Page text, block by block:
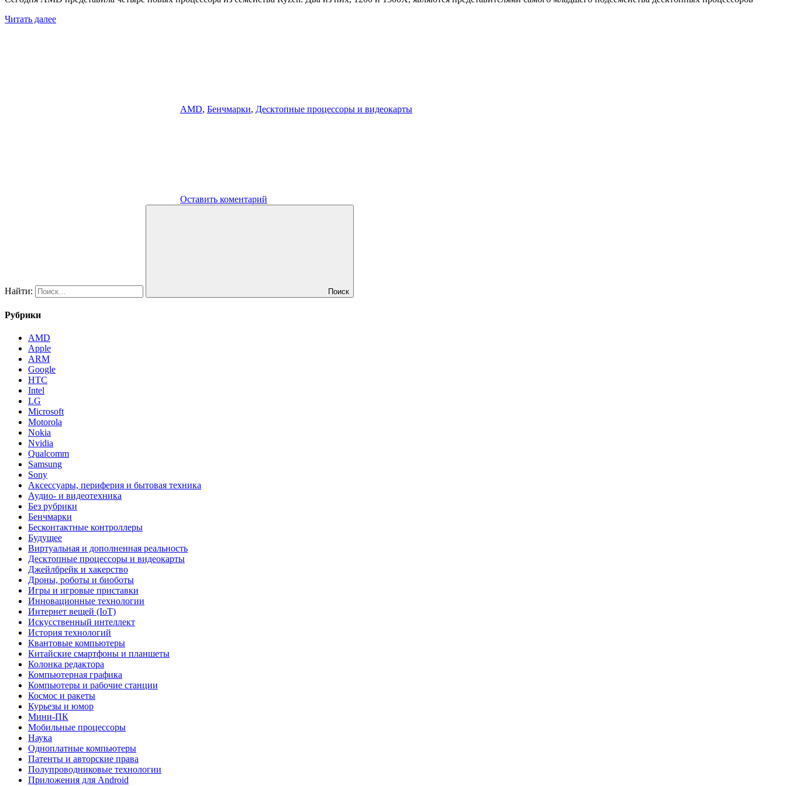
Читать далее
AMD, Бенчмарки, Десктопные процессоры и видеокарты
Оставить коментарий
Найти: Поиск
Рубрики
AMD
Apple
ARM
Google
HTC
Intel
LG
Microsoft
Motorola
Nokia
Nvidia
Qualcomm
Samsung
Sony
Аксессуары, периферия и бытовая техника
Аудио- и видеотехника
Без рубрики
Бенчмарки
Бесконтактные контроллеры
Будущее
Виртуальная и дополненная реальность
Десктопные процессоры и видеокарты
Джейлбрейк и хакерство
Дроны, роботы и биоботы
Игры и игровые приставки
Инновационные технологии
Интернет вещей (IoT)
Искусственный интеллект
История технологий
Квантовые компьютеры
Китайские смартфоны и планшеты
Колонка редактора
Компьютерная графика
Компьютеры и рабочие станции
Космос и ракеты
Курьезы и юмор
Мини-ПК
Мобильные процессоры
Наука
Одноплатные компьютеры
Патенты и авторские права
Полупроводниковые технологии
Приложения для Android